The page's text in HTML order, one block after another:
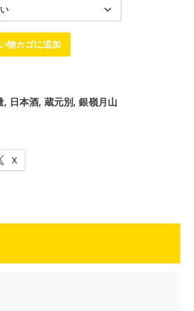
物カゴに追加
, 日本酒, 蔵元別, 銀嶺月山
X